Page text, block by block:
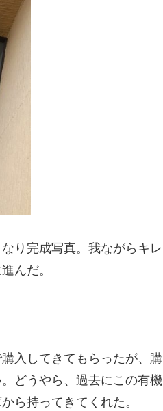
り完成写真。我ながらキレ
んだ。
入してきてもらったが、購
どうやら、過去にこの有機
ら持ってきてくれた。